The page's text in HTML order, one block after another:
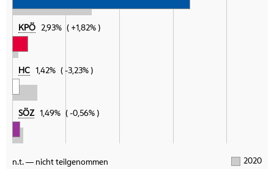
KPÖ 2,93% +1,82%
HC 1,42% -3,23%
SÖZ 1,49% -0,56%
n.t. — nicht teilgenommen 2020